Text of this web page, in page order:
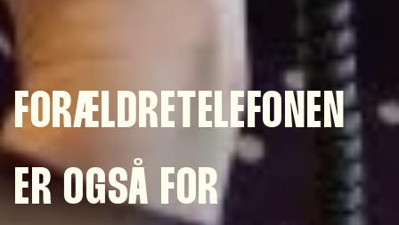
FORÆLDRETELEFONEN
ER OGSÅ FOR